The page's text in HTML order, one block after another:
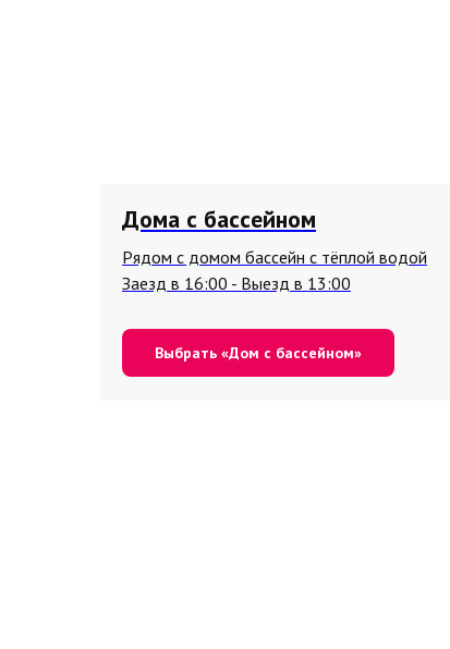
Дома с бассейном
Рядом с домом бассейн с тёплой водой
Заезд в 16:00 - Выезд в 13:00
Выбрать «Дом с бассейном»